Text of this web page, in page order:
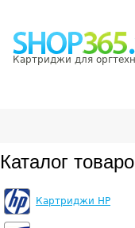
Картриджи для
Каталог
Картриджи HP